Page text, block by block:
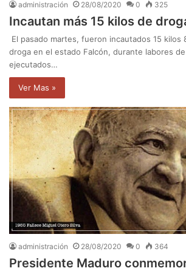
administración 28/08/2020 0 325
Incautan más 15 kilos de
El pasado martes, fueron incautados 15 kilos
droga en el estado Falcón, durante labores
ejecutados…
Ver Mas »
administración 28/08/2020 0 364
Presidente Maduro